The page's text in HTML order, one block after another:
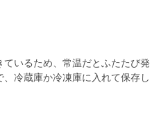
いるため、常温だとふたたび発
冷蔵庫か冷凍庫に入れて保存し